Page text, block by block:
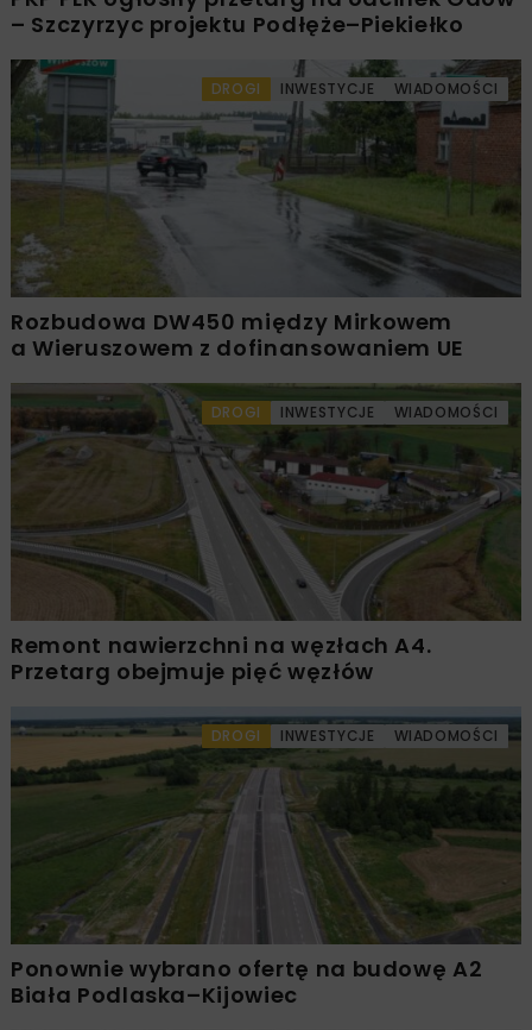
– Szczyrzyc projektu Podłęże–Piekiełko
DROGI INWESTYCJE WIADOMOŚCI
Rozbudowa DW450 między Mirkowem
a Wieruszowem z dofinansowaniem UE
DROGI INWESTYCJE WIADOMOŚCI
Remont nawierzchni na węzłach A4.
Przetarg obejmuje pięć węzłów
DROGI INWESTYCJE WIADOMOŚCI
Ponownie wybrano ofertę na budowę A2
Biała Podlaska–Kijowiec